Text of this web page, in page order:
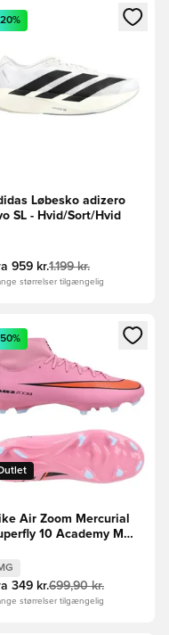
tilmelde dig som
en Modal til at logge
Løbesko adizero
SL - Hvid/Sort/Hvid
959 kr.1.199 kr.
størrelser tilgængelig
tilmelde dig som
en Modal til at logge
Air Zoom Mercurial
10 Academy MG
Sort/Orange
349 kr.699,90 kr.
størrelser tilgængelig